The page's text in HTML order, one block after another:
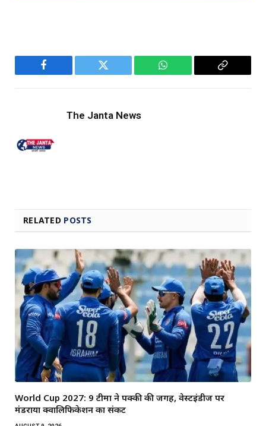
Facebook Twitter WhatsApp
Copy
The Janta News
RELATED POSTS
World Cup 2027: 9 टीमों ने पक्की की जगह, वेस्टइंडीज पर
मंडराया क्वालिफिकेशन का संकट